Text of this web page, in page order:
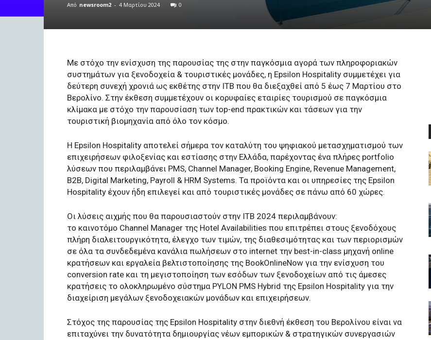
Από newsroom2 - 4 Μαρτίου 2024 0
Με στόχο την ενίσχυση της παρουσίας της στην παγκόσμια αγορά των πληροφοριακών
συστημάτων για ξενοδοχεία & τουριστικές μονάδες, η Epsilon Hospitality συμμετέχει για
δεύτερη συνεχή χρονιά ως εκθέτης στην ITB που θα διεξαχθεί από 5 έως 7 Μαρτίου στο
Βερολίνο. Στην έκθεση συμμετέχουν οι κορυφαίες εταιρίες τουρισμού σε παγκόσμια
κλίμακα με στόχο την παρουσίαση των top-end πρακτικών και τάσεων για την
τουριστική βιομηχανία από όλο τον κόσμο.
Η Epsilon Hospitality αποτελεί σήμερα τον καταλύτη του ψηφιακού μετασχηματισμού των
επιχειρήσεων φιλοξενίας και εστίασης στην Ελλάδα, παρέχοντας ένα πλήρες portfolio
λύσεων που περιλαμβάνει PMS, Channel Manager, Booking Engine, Revenue Management,
B2B, Digital Marketing, Payroll & HRM Systems. Τα προϊόντα και οι υπηρεσίες της Epsilon
Hospitality έχουν ήδη επιλεγεί και από τουριστικές μονάδες σε πάνω από 60 χώρες.
Οι λύσεις αιχμής που θα παρουσιαστούν στην ITB 2024 περιλαμβάνουν:
τo καινοτόμο Channel Μanager της Hotel Availabilities που επιτρέπει στους ξενοδόχους
πλήρη διαλειτουργικότητα, έλεγχο των τιμών, της διαθεσιμότητας και των περιορισμών
σε όλα τα συνδεδεμένα κανάλια πωλήσεων στο internet την best-in-class μηχανή online
κρατήσεων και εργαλεία βελτιστοποίησης της BookOnlineNow για την ενίσχυση του
conversion rate και τη μεγιστοποίηση των εσόδων των ξενοδοχείων από τις άμεσες
κρατήσεις το ολοκληρωμένο σύστημα PYLON PMS Hybrid της Epsilon Hospitality για την
διαχείριση μεγάλων ξενοδοχειακών μονάδων και επιχειρήσεων.
Στόχος της παρουσίας της Epsilon Hospitality στην διεθνή έκθεση του Βερολίνου είναι να
επιταχύνει την δυνατότητα δημιουργίας νέων εμπορικών & στρατηγικών συνεργασιών